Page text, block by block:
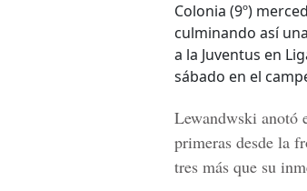
Colonia (9º)
culminando así
a la Juventus en
sábado en el
Lewandwski anotó
primeras desde la
tres más que su